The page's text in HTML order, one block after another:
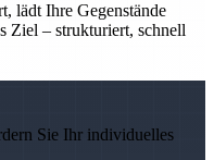
lädt Ihre Gegenstände
Ziel – strukturiert, schnell
Sie Ihr individuelles